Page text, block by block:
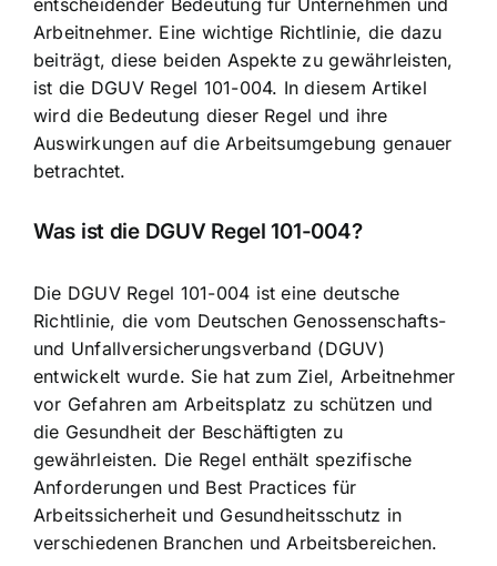
Arbeitnehmer. Eine wichtige Richtlinie, die dazu
beiträgt, diese beiden Aspekte zu gewährleisten,
ist die DGUV Regel 101-004. In diesem Artikel
wird die Bedeutung dieser Regel und ihre
Auswirkungen auf die Arbeitsumgebung genauer
betrachtet.
Was ist die DGUV Regel 101-004?
Die DGUV Regel 101-004 ist eine deutsche
Richtlinie, die vom Deutschen Genossenschafts-
und Unfallversicherungsverband (DGUV)
entwickelt wurde. Sie hat zum Ziel, Arbeitnehmer
vor Gefahren am Arbeitsplatz zu schützen und
die Gesundheit der Beschäftigten zu
gewährleisten. Die Regel enthält spezifische
Anforderungen und Best Practices für
Arbeitssicherheit und Gesundheitsschutz in
verschiedenen Branchen und Arbeitsbereichen.